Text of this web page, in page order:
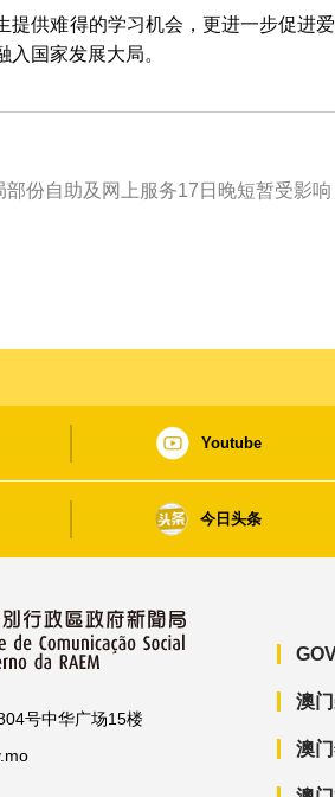
提供难得的学习机会，更进一步促进
国家发展大局。
份自助及网上服务17日晚短暂受影响
Youtube
今日头条
号中华广场15楼
澳
澳